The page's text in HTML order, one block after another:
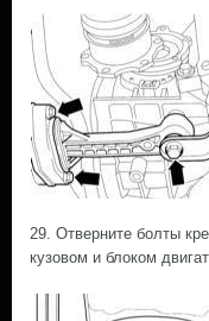
29. Отверните болты
кузовом и блоком